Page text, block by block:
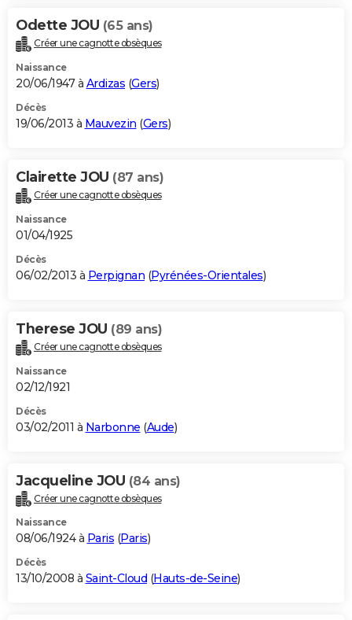
Odette JOU (65 ans)
Créer une cagnotte obsèques
Naissance
20/06/1947 à Ardizas (Gers)
Décès
19/06/2013 à Mauvezin (Gers)
Clairette JOU (87 ans)
Créer une cagnotte obsèques
Naissance
01/04/1925
Décès
06/02/2013 à Perpignan (Pyrénées-Orientales)
Therese JOU (89 ans)
Créer une cagnotte obsèques
Naissance
02/12/1921
Décès
03/02/2011 à Narbonne (Aude)
Jacqueline JOU (84 ans)
Créer une cagnotte obsèques
Naissance
08/06/1924 à Paris (Paris)
Décès
13/10/2008 à Saint-Cloud (Hauts-de-Seine)